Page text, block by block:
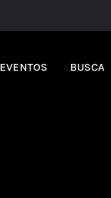
EVENTOS BUSCA